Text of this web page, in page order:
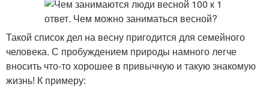
Такой список дел на весну пригодится для семейного
человека. С пробуждением природы намного легче
вносить что-то хорошее в привычную и такую знакомую
жизнь! К примеру: